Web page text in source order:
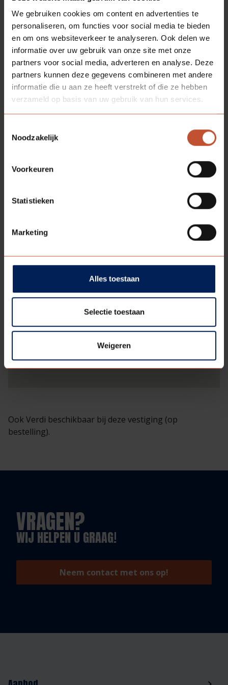
We gebruiken cookies om content en advertenties te
personaliseren, om functies voor social media te bieden
en om ons websiteverkeer te analyseren. Ook delen we
informatie over uw gebruik van onze site met onze
partners voor social media, adverteren en analyse. Deze
partners kunnen deze gegevens combineren met andere
informatie die u aan ze heeft verstrekt of die ze hebben
verzameld op basis van uw gebruik van hun services.
Noodzakelijk
Voorkeuren
Statistieken
Marketing
Alles toestaan
Selectie toestaan
Weigeren
Ook Verdi beschikbaar bij deze vestiging (op
bestelling).
VRAGEN?
WIJ HELPEN U GRAAG!
Neem contact met ons op!